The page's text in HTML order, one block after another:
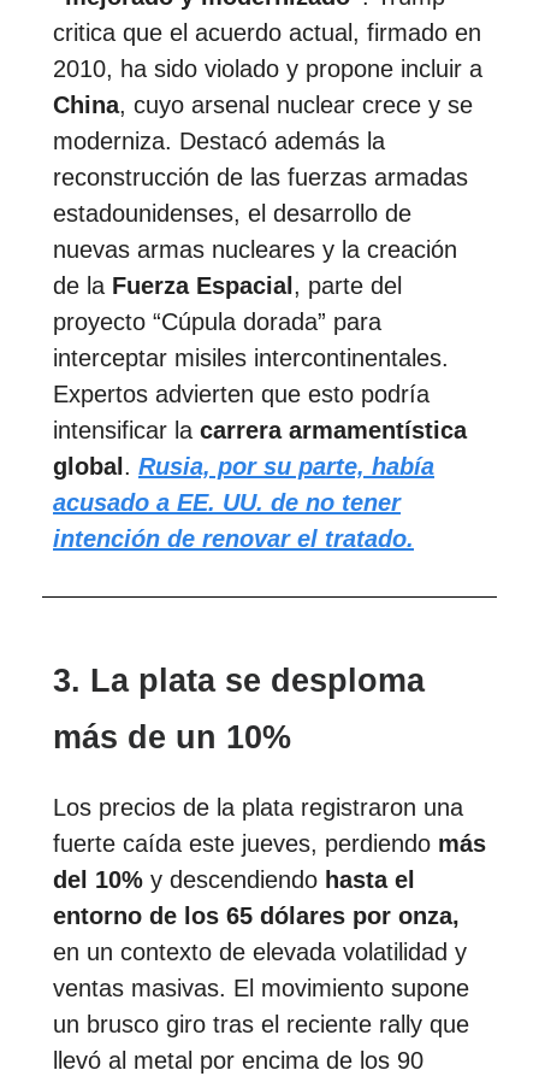
critica que el acuerdo actual, firmado en
2010, ha sido violado y propone incluir a
China, cuyo arsenal nuclear crece y se
moderniza. Destacó además la
reconstrucción de las fuerzas armadas
estadounidenses, el desarrollo de
nuevas armas nucleares y la creación
de la Fuerza Espacial , parte del
proyecto “Cúpula dorada” para
interceptar misiles intercontinentales.
Expertos advierten que esto podría
intensificar la carrera armamentística
global . Rusia, por su parte, había
acusado a EE. UU. de no tener
intención de renovar el tratado.
3. La plata se desploma
más de un 10%
Los precios de la plata registraron una
fuerte caída este jueves, perdiendo más
del 10% y descendiendo hasta el
entorno de los 65 dólares por onza,
en un contexto de elevada volatilidad y
ventas masivas. El movimiento supone
un brusco giro tras el reciente rally que
llevó al metal por encima de los 90